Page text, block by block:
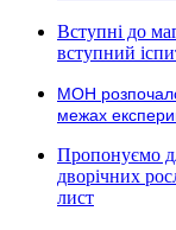
Вступні до
вступний
МОН розпочало
межах
Пропонуємо
дворічних
лист